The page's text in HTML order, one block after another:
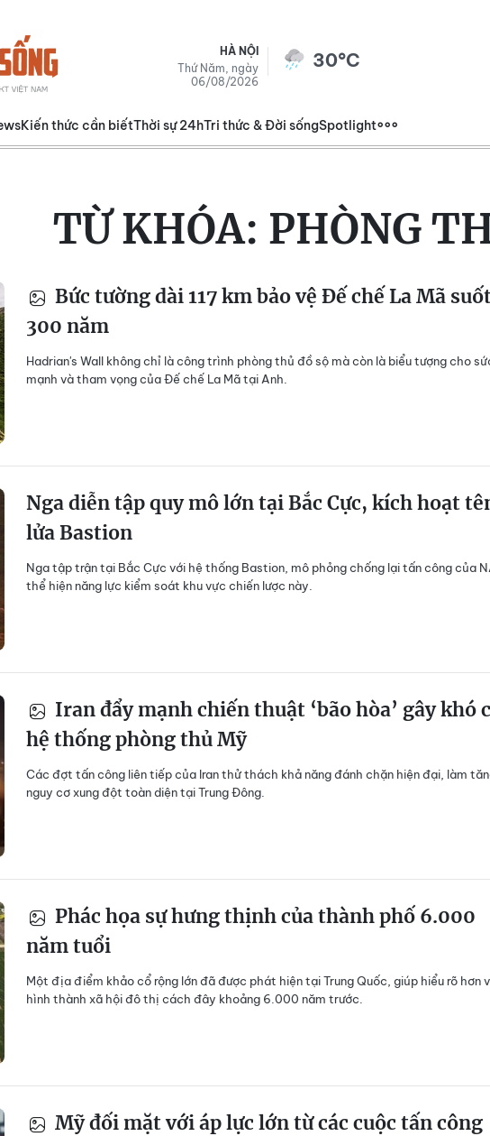
HÀ NỘI
Thứ Năm, ngày
06/08/2026
30°C
Kiến thức cần biếtThời sự 24hTri thức & Đời sốngSpotlight
TỪ KHÓA: PHÒNG
Bức tường dài 117 km bảo vệ Đế chế La Mã
300 năm
Hadrian's Wall không chỉ là công trình phòng thủ đồ sộ mà còn là biểu tượng cho
mạnh và tham vọng của Đế chế La Mã tại Anh.
Nga diễn tập quy mô lớn tại Bắc Cực, kích hoạt
lửa Bastion
Nga tập trận tại Bắc Cực với hệ thống Bastion, mô phỏng chống lại tấn công của
thể hiện năng lực kiểm soát khu vực chiến lược này.
Iran đẩy mạnh chiến thuật ‘bão hòa’ gây khó
hệ thống phòng thủ Mỹ
Các đợt tấn công liên tiếp của Iran thử thách khả năng đánh chặn hiện đại, làm
nguy cơ xung đột toàn diện tại Trung Đông.
Phác họa sự hưng thịnh của thành phố 6.000
năm tuổi
Một địa điểm khảo cổ rộng lớn đã được phát hiện tại Trung Quốc, giúp hiểu rõ hơn
hình thành xã hội đô thị cách đây khoảng 6.000 năm trước.
Mỹ đối mặt với áp lực lớn từ các cuộc tấn công